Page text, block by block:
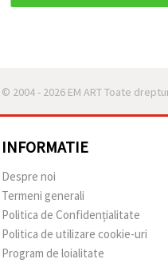
© 2004 - 2026 EM ART Toate
INFORMATIE
Despre noi
Termeni generali
Politica de Confidențialitate
Politica de utilizare cookie-uri
Program de loialitate